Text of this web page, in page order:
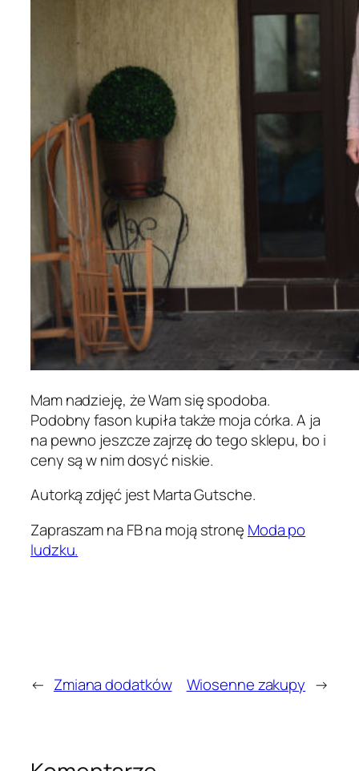
Mam nadzieję, że Wam się spodoba.
Podobny fason kupiła także moja córka. A ja
na pewno jeszcze zajrzę do tego sklepu, bo i
ceny są w nim dosyć niskie.
Autorką zdjęć jest Marta Gutsche.
Zapraszam na FB na moją stronę Moda po
ludzku.
← Zmiana dodatków Wiosenne zakupy →